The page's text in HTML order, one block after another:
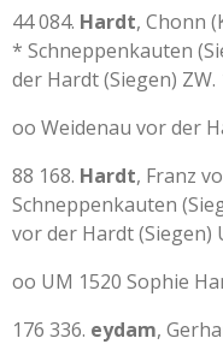
44 084. Hardt, Chonn
* Schneppenkauten
der Hardt (Siegen) ZW.
oo Weidenau vor der
88 168. Hardt, Franz
Schneppenkauten
vor der Hardt (Siegen)
oo UM 1520 Sophie
176 336. eydam,